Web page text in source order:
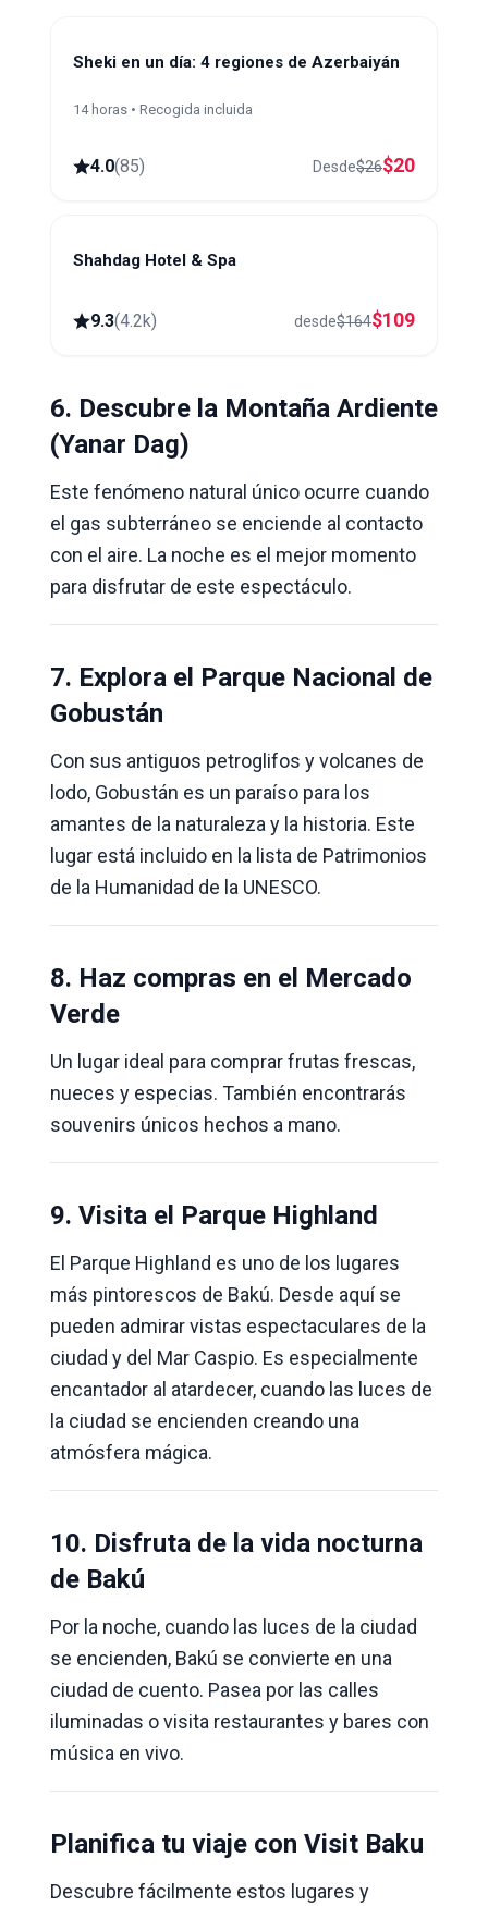
Sheki en un día: 4 regiones de Azerbaiyán
14 horas • Recogida incluida
4.0(85) Desde$26$20
Shahdag
Shahdag Hotel & Spa
9.3(4.2k) desde$164$109
6. Descubre la Montaña Ardiente
(Yanar Dag)
Este fenómeno natural único ocurre cuando
el gas subterráneo se enciende al contacto
con el aire. La noche es el mejor momento
para disfrutar de este espectáculo.
7. Explora el Parque Nacional de
Gobustán
Con sus antiguos petroglifos y volcanes de
lodo, Gobustán es un paraíso para los
amantes de la naturaleza y la historia. Este
lugar está incluido en la lista de Patrimonios
de la Humanidad de la UNESCO.
8. Haz compras en el Mercado
Verde
Un lugar ideal para comprar frutas frescas,
nueces y especias. También encontrarás
souvenirs únicos hechos a mano.
9. Visita el Parque Highland
El Parque Highland es uno de los lugares
más pintorescos de Bakú. Desde aquí se
pueden admirar vistas espectaculares de la
ciudad y del Mar Caspio. Es especialmente
encantador al atardecer, cuando las luces de
la ciudad se encienden creando una
atmósfera mágica.
10. Disfruta de la vida nocturna
de Bakú
Por la noche, cuando las luces de la ciudad
se encienden, Bakú se convierte en una
ciudad de cuento. Pasea por las calles
iluminadas o visita restaurantes y bares con
música en vivo.
Planifica tu viaje con Visit Baku
Descubre fácilmente estos lugares y